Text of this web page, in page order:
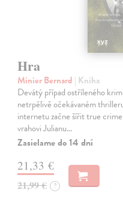
Hra
Minier Bernard | Kniha
Devátý případ ostříleného
netrpělivě očekávaném
internetu začne šířit true
vrahovi Julianu…
Zasielame do 14 dní
21,33 €
21,99 € ?